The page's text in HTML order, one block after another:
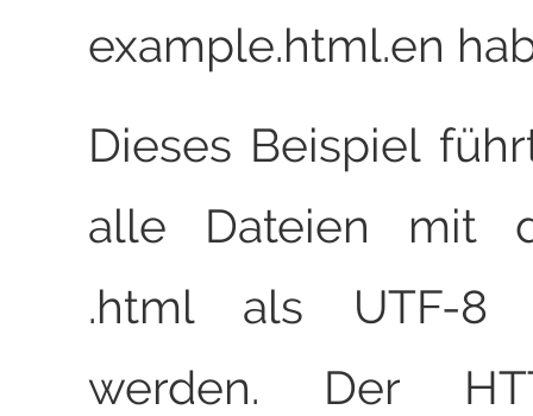
example.html.en
Dieses Beispiel
alle Dateien mit
.html als UTF-8
werden. Der